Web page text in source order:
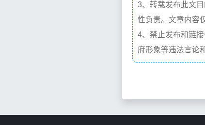
3、转载发布此文
性负责。文章内容
4、禁止发布和链
府形象等违法言论